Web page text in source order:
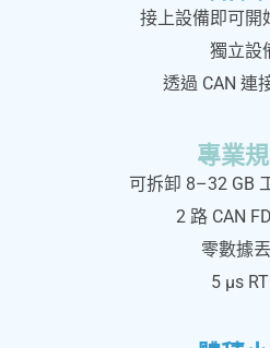
接上設備即可開
獨立設
透過 CAN 連
專業
可拆卸 8–32 GB
2 路 CAN
零數據
5 μs